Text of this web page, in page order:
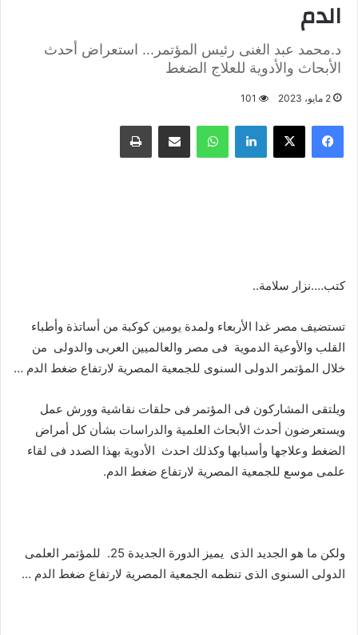
الدم
د.محمد عبد الغنى رئيس المؤتمر... استعراض أحدث
الأبحاث والأدوية للعلاج الضغط
2 مايو، 2023 101
فيسبوك X لينكدإن واتساب مشاركة عبر البريد طباعة
كتب….نزار سلامة..
تستضيف مصر غدا الأربعاء ولمدة يومين كوكبة من أساتذة وأطباء
القلب والأوعية الدموية فى مصر والعالميين العربى والدولى من
خلال المؤتمر الدولى السنوى للجمعية المصرية لارتفاع ضغط الدم …
ويلتقى المشاركون فى المؤتمر فى حلقات نقاشية وورش عمل
ويستعرضون أحدث الأبحاث العلمية والدراسات بشأن كل أمراض
الضغط وعلاجها وأسبابها وكذلك احدث الأدوية بهذا الصدد فى لقاء
علمى موسع للجمعية المصرية لارتفاع ضغط الدم.
ولكن ما هو الجديد الذى يميز الدورة الجديدة 25. للمؤتمر العلمى
الدولى السنوى الذى تنظمه الجمعية المصرية لارتفاع ضغط الدم …